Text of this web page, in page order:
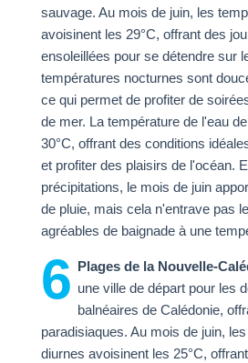
sauvage. Au mois de juin, les
avoisinent les 29°C, offrant des
ensoleillées pour se détendre sur
températures nocturnes sont
ce qui permet de profiter de
de mer. La température de l'eau
30°C, offrant des conditions
et profiter des plaisirs de l'océan.
précipitations, le mois de juin
de pluie, mais cela n'entrave pas
agréables de baignade à une
6 Plages de la Nouvelle-
une ville de départ pour les
balnéaires de Calédonie,
paradisiaques. Au mois de juin,
diurnes avoisinent les 25°C,